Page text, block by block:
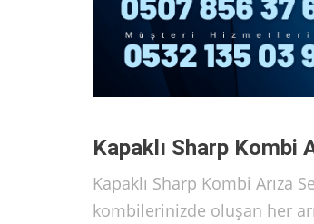
Kapaklı Sharp Kombi
Kapaklı Sharp Kombi Arıza
kombilerinizde oluşan her